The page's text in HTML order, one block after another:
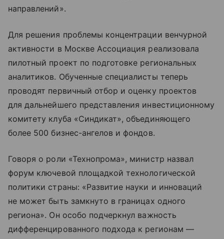
направлений».
Для решения проблемы концентрации венчурной
активности в Москве Ассоциация реализовала
пилотный проект по подготовке региональных
аналитиков. Обученные специалисты теперь
проводят первичный отбор и оценку проектов
для дальнейшего представления инвестиционному
комитету клуба «Синдикат», объединяющего
более 500 бизнес-ангелов и фондов.
Говоря о роли «Технопрома», министр назвал
форум ключевой площадкой технологической
политики страны: «Развитие науки и инноваций
не может быть замкнуто в границах одного
региона». Он особо подчеркнул важность
дифференцированного подхода к регионам —